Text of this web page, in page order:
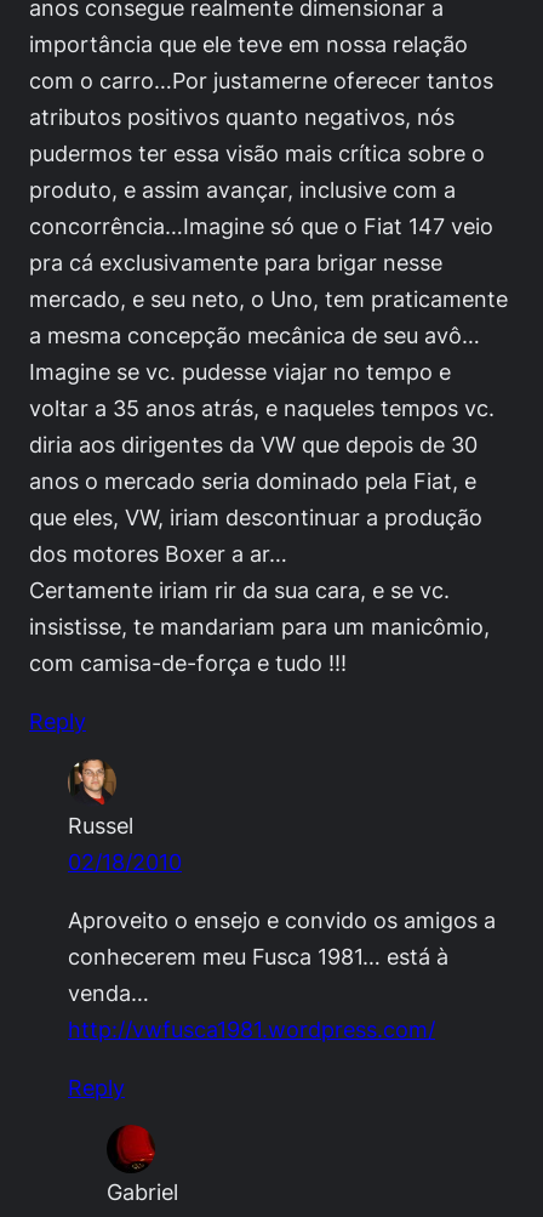
anos consegue realmente dimensionar a
importância que ele teve em nossa relação
com o carro…Por justamerne oferecer tantos
atributos positivos quanto negativos, nós
pudermos ter essa visão mais crítica sobre o
produto, e assim avançar, inclusive com a
concorrência…Imagine só que o Fiat 147 veio
pra cá exclusivamente para brigar nesse
mercado, e seu neto, o Uno, tem praticamente
a mesma concepção mecânica de seu avô…
Imagine se vc. pudesse viajar no tempo e
voltar a 35 anos atrás, e naqueles tempos vc.
diria aos dirigentes da VW que depois de 30
anos o mercado seria dominado pela Fiat, e
que eles, VW, iriam descontinuar a produção
dos motores Boxer a ar…
Certamente iriam rir da sua cara, e se vc.
insistisse, te mandariam para um manicômio,
com camisa-de-força e tudo !!!
Reply
Russel
02/18/2010
Aproveito o ensejo e convido os amigos a
conhecerem meu Fusca 1981… está à
venda…
http://vwfusca1981.wordpress.com/
Reply
Gabriel